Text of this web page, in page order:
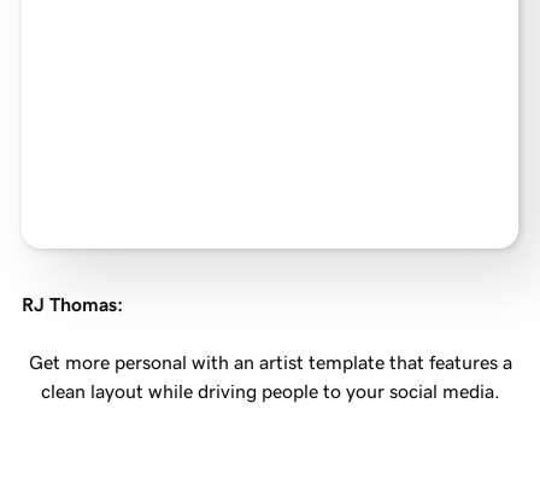
RJ Thomas:
Get more personal with an artist template that features a
clean layout while driving people to your social media.